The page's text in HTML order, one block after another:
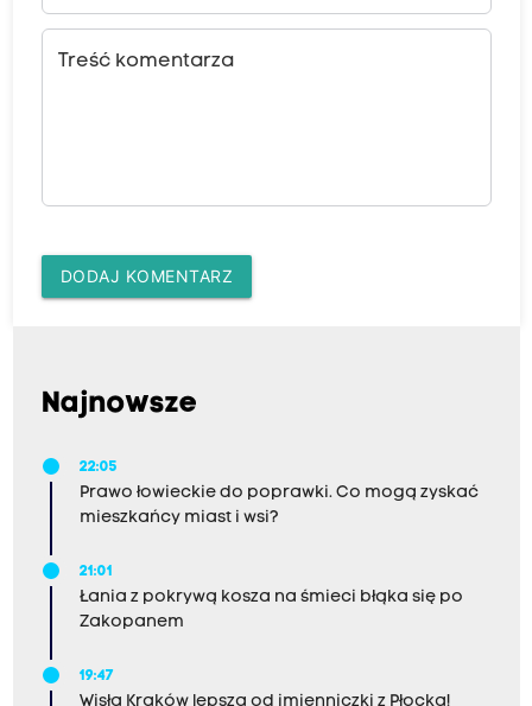
Treść komentarza
DODAJ KOMENTARZ
Najnowsze
22:05
Prawo łowieckie do poprawki. Co mogą zyskać
mieszkańcy miast i wsi?
21:01
Łania z pokrywą kosza na śmieci błąka się po
Zakopanem
19:47
Wisła Kraków lepsza od imienniczki z Płocka!